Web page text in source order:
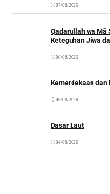
07/08/2026
Qadarullah wa Mā
Keteguhan Jiwa
06/08/2026
Kemerdekaan dan
06/08/2026
Dasar Laut
04/08/2026